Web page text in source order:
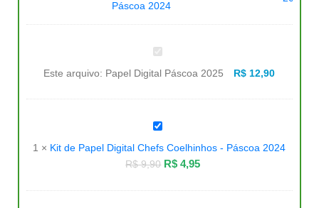
Papel
Digital
Páscoa
2025
Este arquivo: Papel Digital Páscoa 2025 R$ 12,90
Kit
de
Papel
Digital
Chefs
Coelhinhos
Páscoa
1 × Kit de Papel Digital Chefs Coelhinhos - Páscoa 2024
R$9,90 R$ 4,95